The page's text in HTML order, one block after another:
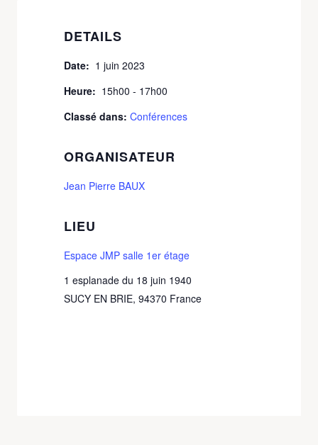
DETAILS
Date: 1 juin 2023
Heure: 15h00 - 17h00
Classé dans: Conférences
LIEU
Espace JMP salle 1er étage
1 esplanade du 18 juin 1940
SUCY EN BRIE, 94370 France
ORGANISATEUR
Jean Pierre BAUX